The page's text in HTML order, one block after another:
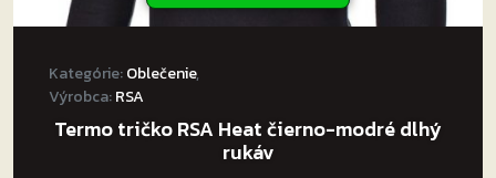
Kategórie:Oblečenie,
Výrobca:RSA
Termo tričko RSA Heat čierno-modré dlhý
rukáv